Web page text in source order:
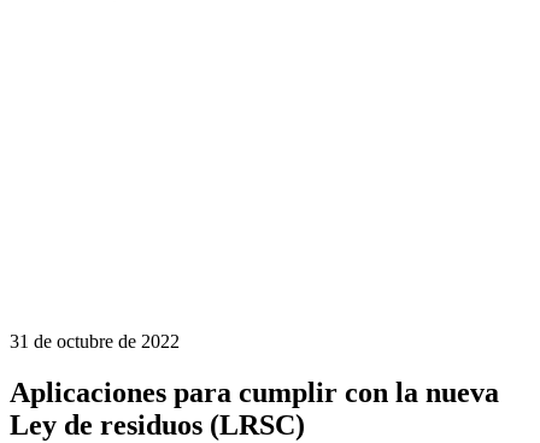
31 de octubre de 2022
Aplicaciones para cumplir con la nueva
Ley de residuos (LRSC)